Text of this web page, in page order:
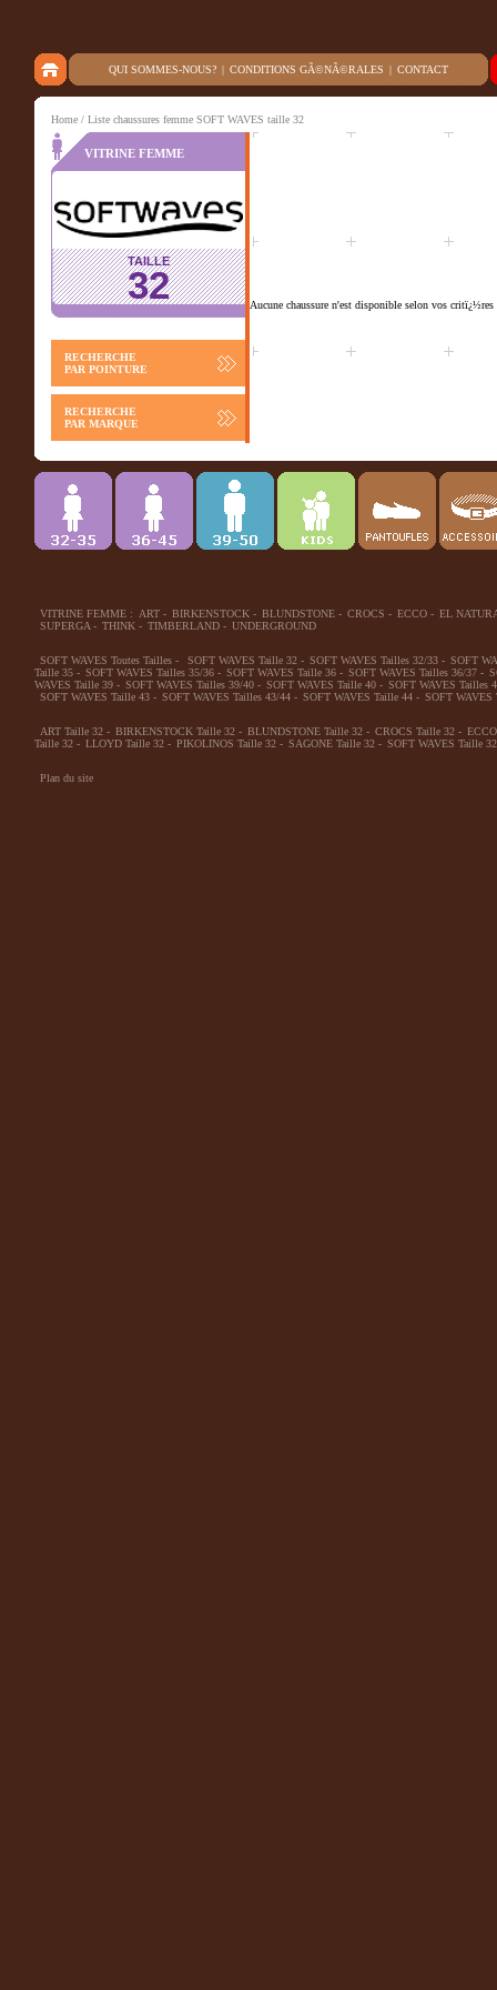
QUI SOMMES-NOUS? | CONDITIONS GÃ©NÃ©RALES | CONTACT
Home / Liste chaussures femme SOFT WAVES taille 32
VITRINE FEMME
TAILLE
32
RECHERCHE
PAR POINTURE
RECHERCHE
PAR MARQUE
Aucune chaussure n'est disponible selon vos critï¿½res
VITRINE FEMME : ART - BIRKENSTOCK - BLUNDSTONE - CROCS - ECCO - EL
SUPERGA - THINK - TIMBERLAND - UNDERGROUND
SOFT WAVES Toutes Tailles - SOFT WAVES Taille 32 - SOFT WAVES Tailles 32/33 - SOFT
Taille 35 - SOFT WAVES Tailles 35/36 - SOFT WAVES Taille 36 - SOFT WAVES Tailles 36/37 -
WAVES Taille 39 - SOFT WAVES Tailles 39/40 - SOFT WAVES Taille 40 - SOFT WAVES Tailles
SOFT WAVES Taille 43 - SOFT WAVES Tailles 43/44 - SOFT WAVES Taille 44 - SOFT WAVES
ART Taille 32 - BIRKENSTOCK Taille 32 - BLUNDSTONE Taille 32 - CROCS Taille 32 -
Taille 32 - LLOYD Taille 32 - PIKOLINOS Taille 32 - SAGONE Taille 32 - SOFT WAVES Taille 32
Plan du site